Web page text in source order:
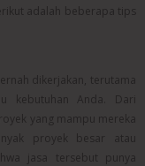
adalah beberapa tips
dikerjakan, terutama
kebutuhan Anda. Dari
yang mampu mereka
proyek besar atau
jasa tersebut punya